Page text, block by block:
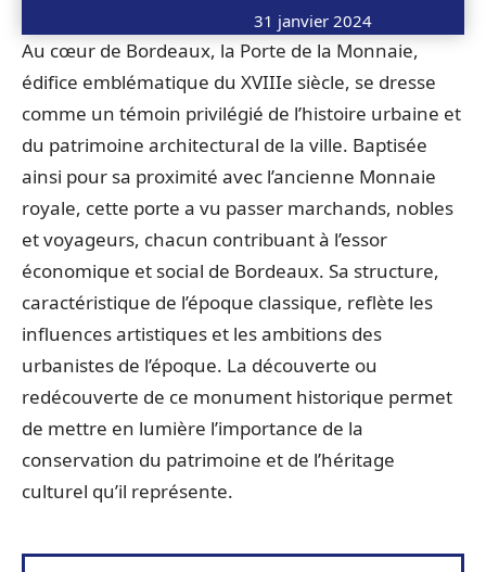
31 janvier 2024
Au cœur de Bordeaux, la Porte de la Monnaie,
édifice emblématique du XVIIIe siècle, se dresse
comme un témoin privilégié de l’histoire urbaine et
du patrimoine architectural de la ville. Baptisée
ainsi pour sa proximité avec l’ancienne Monnaie
royale, cette porte a vu passer marchands, nobles
et voyageurs, chacun contribuant à l’essor
économique et social de Bordeaux. Sa structure,
caractéristique de l’époque classique, reflète les
influences artistiques et les ambitions des
urbanistes de l’époque. La découverte ou
redécouverte de ce monument historique permet
de mettre en lumière l’importance de la
conservation du patrimoine et de l’héritage
culturel qu’il représente.